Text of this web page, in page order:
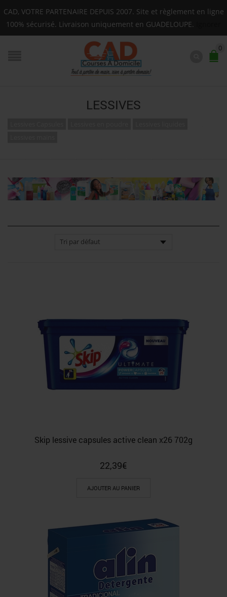
toute la Guadeloupe : Mardi, Jeudi, Samedi (Basse-
0
LESSIVES
Skip lessive capsules active clean x26 702g
22,39€
AJOUTER AU PANIER
CAD, VOTRE PARTENAIRE DEPUIS 2007. Site et règlement en ligne
100% sécurisé. Livraison uniquement en GUADELOUPE.